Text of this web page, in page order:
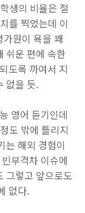
생의 비율은 절
를 찍었는데 이
원이 욕을 꽤
쉬운 편에 속한
도록 까여서 지
없을 듯.
영어 듣기인데
도 밖에 틀리지
는 해외 경험이
부격차 이슈에
그렇고 앞으로도
없다.